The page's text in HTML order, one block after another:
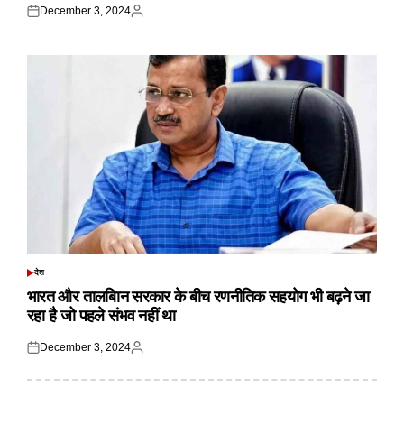
Posted
December 3, 2024
Posted
POSTED
देश
भारत और तालबिान सरकार के बीच रणनीतिक सहयोग भी बढ़ने जा
रहा है जो पहले संभव नहीं था
Posted
December 3, 2024
Posted